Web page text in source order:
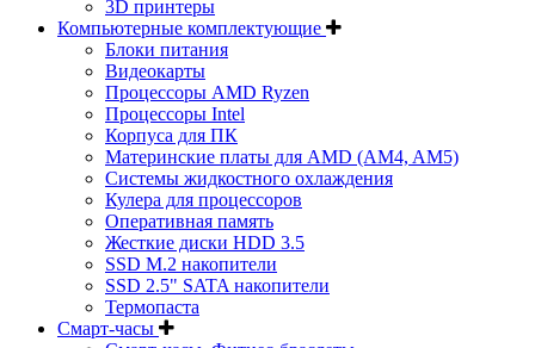
3D принтеры
Компьютерные комплектующие
Блоки питания
Видеокарты
Процессоры AMD Ryzen
Процессоры Intel
Корпуса для ПК
Материнские платы для AMD (AM4, AM5)
Системы жидкостного охлаждения
Кулера для процессоров
Оперативная память
Жесткие диски HDD 3.5
SSD M.2 накопители
SSD 2.5" SATA накопители
Термопаста
Смарт-часы